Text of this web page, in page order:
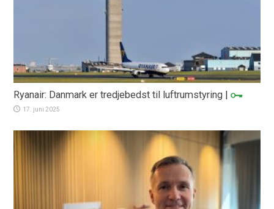
Ryanair: Danmark er tredjebedst til luftrumstyring |
17. juni 2025